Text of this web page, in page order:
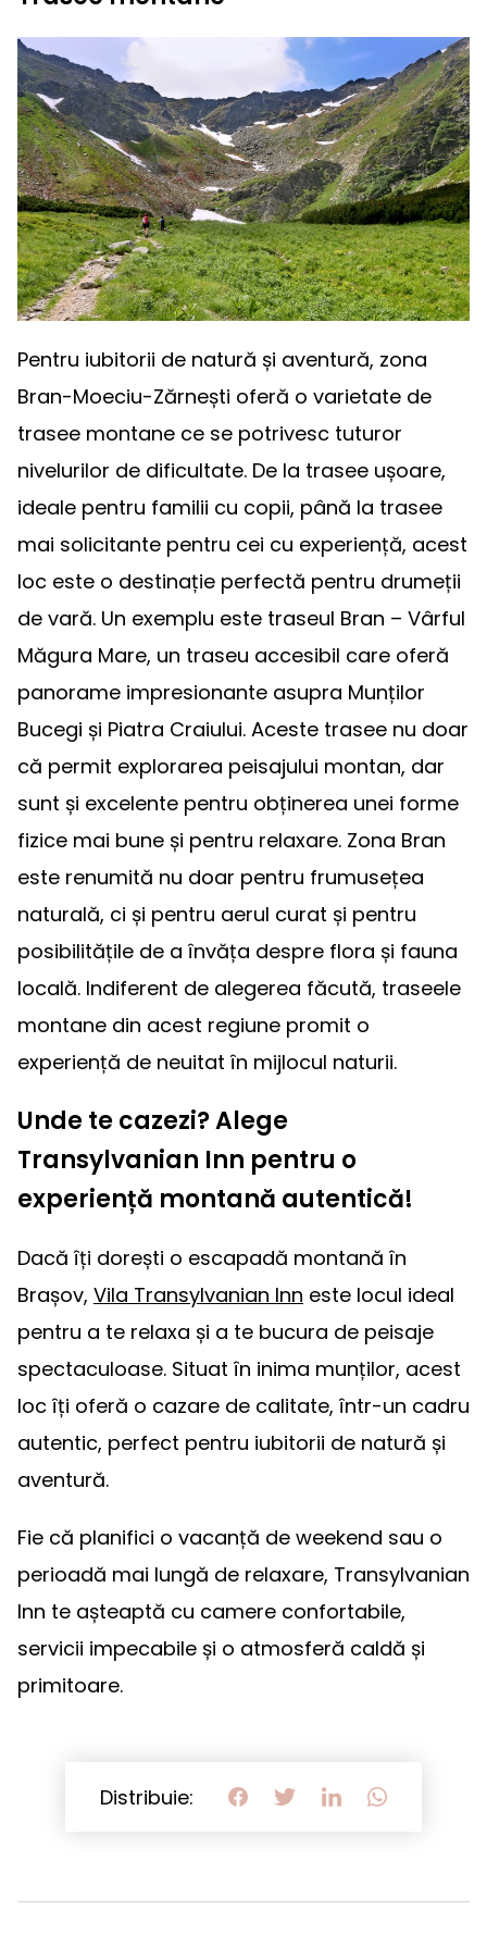
Pentru iubitorii de natură și aventură, zona
Bran-Moeciu-Zărnești oferă o varietate de
trasee montane ce se potrivesc tuturor
nivelurilor de dificultate. De la trasee ușoare,
ideale pentru familii cu copii, până la trasee
mai solicitante pentru cei cu experiență, acest
loc este o destinație perfectă pentru drumeții
de vară. Un exemplu este traseul Bran – Vârful
Măgura Mare, un traseu accesibil care oferă
panorame impresionante asupra Munților
Bucegi și Piatra Craiului. Aceste trasee nu doar
că permit explorarea peisajului montan, dar
sunt și excelente pentru obținerea unei forme
fizice mai bune și pentru relaxare. Zona Bran
este renumită nu doar pentru frumusețea
naturală, ci și pentru aerul curat și pentru
posibilitățile de a învăța despre flora și fauna
locală. Indiferent de alegerea făcută, traseele
montane din acest regiune promit o
experiență de neuitat în mijlocul naturii.
Unde te cazezi? Alege
Transylvanian Inn pentru o
experiență montană autentică!
Dacă îți dorești o escapadă montană în
Brașov, Vila Transylvanian Inn este locul ideal
pentru a te relaxa și a te bucura de peisaje
spectaculoase. Situat în inima munților, acest
loc îți oferă o cazare de calitate, într-un cadru
autentic, perfect pentru iubitorii de natură și
aventură.
Fie că planifici o vacanță de weekend sau o
perioadă mai lungă de relaxare, Transylvanian
Inn te așteaptă cu camere confortabile,
servicii impecabile și o atmosferă caldă și
primitoare.
Distribuie: